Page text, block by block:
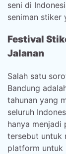
seni di
seniman stiker
Festival
Jalanan
Salah satu
Bandung
tahunan yang
seluruh
hanya menjadi
tersebut untuk
platform untuk